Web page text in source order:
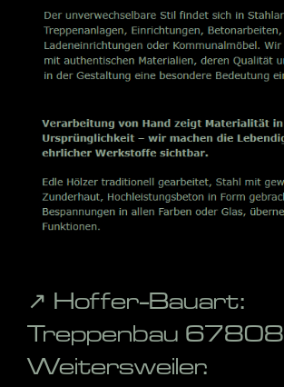
↗️ Hoffer-Bauart:
Treppenbau 67808
Weitersweiler.